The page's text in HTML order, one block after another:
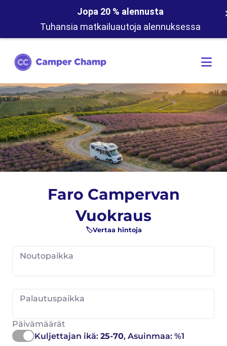
Jopa 20 % alennusta
Tuhansia matkailuautoja alennuksessa
Faro Campervan
Vuokraus
🏷️Vertaa hintoja
Noutopaikka
Palautuspaikka
Päivämäärät
Kuljettajan ikä: 25-70, Asuinmaa: %1